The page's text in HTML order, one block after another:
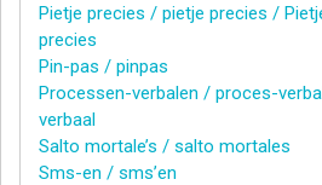
Pietje precies / pietje precies /
precies
Pin-pas / pinpas
Processen-verbalen / proces-
verbaal
Salto mortale’s / salto mortales
Sms-en / sms’en